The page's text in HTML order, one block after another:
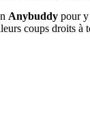
Anybuddy pour y
coups droits à